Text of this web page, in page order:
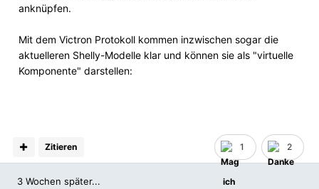
anknüpfen.
Mit dem Victron Protokoll kommen inzwischen sogar die
aktuelleren Shelly-Modelle klar und können sie als "virtuelle
Komponente" darstellen:
1 2
Zitieren
3 Wochen später...